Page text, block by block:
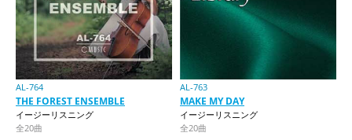
AL-764
THE FOREST ENSEMBLE
イージーリスニング
全20曲
AL-763
MAKE MY DAY
イージーリスニング
全20曲